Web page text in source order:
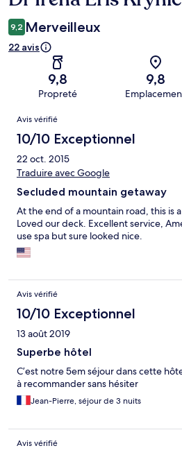
9,2 Merveilleux
22 avis
9,8
Propreté
9,8
Avis
Avis vérifié
10/10 Exceptionnel
22 oct. 2015
Traduire avec Google
Secluded mountain getaway
At the end of a mountain road, this is
Loved our deck. Excellent service,
use spa but sure looked nice.
Avis vérifié
10/10 Exceptionnel
13 août 2019
Superbe hôtel
C’est notre 5em séjour dans cette
à recommander sans hésiter
Jean-Pierre, séjour de 3 nuits
Avis vérifié